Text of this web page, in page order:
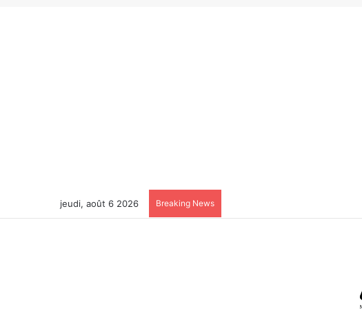
jeudi, août 6 2026 Breaking News